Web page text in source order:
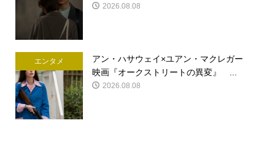
2026.08.08
エンタメ
アン・ハサウェイ×ユアン・マクレガー
映画『オークストリートの異変』 ...
2026.08.08